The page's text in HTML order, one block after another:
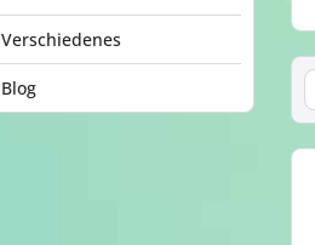
Verschiedenes
Blog